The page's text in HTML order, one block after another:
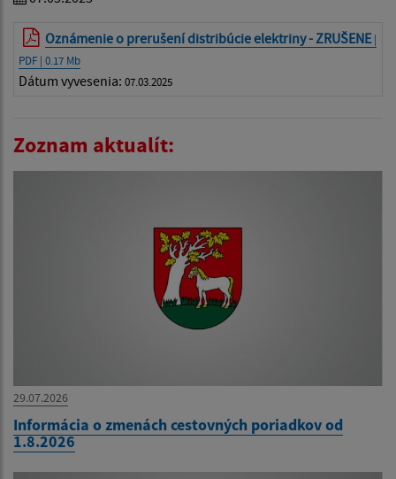
Oznámenie o prerušení distribúcie elektriny - ZRUŠENE|
PDF | 0.17 Mb
Dátum vyvesenia: 07.03.2025
Zoznam aktualít:
29.07.2026
Informácia o zmenách cestovných poriadkov od
1.8.2026